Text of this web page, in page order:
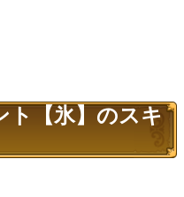
ト【氷】のスキ